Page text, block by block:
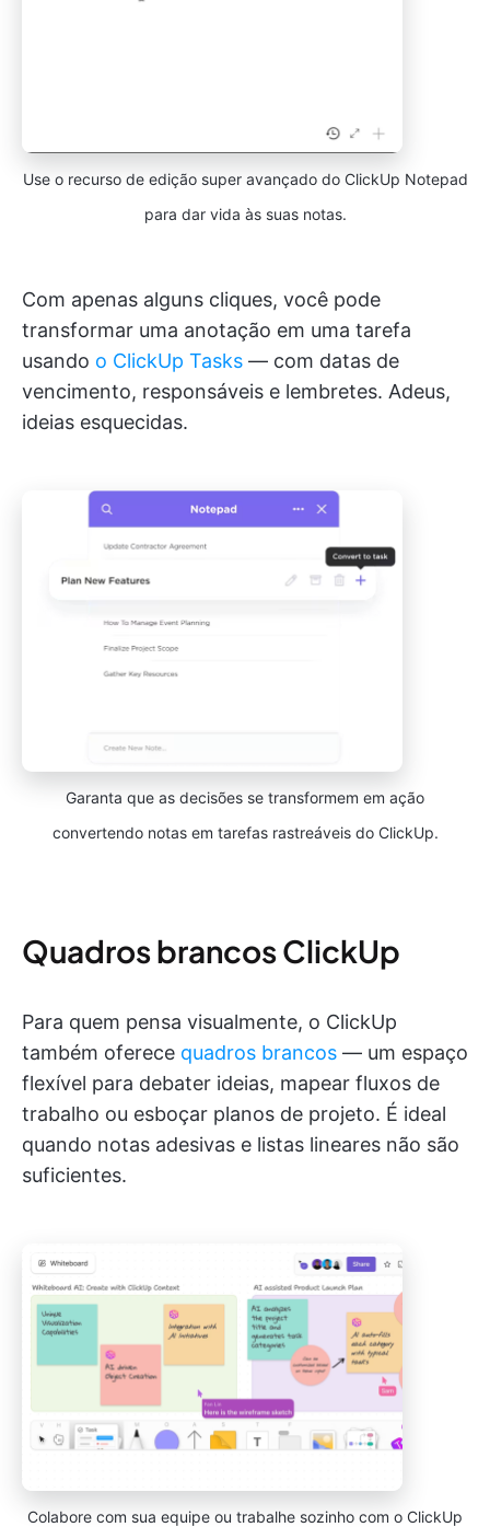
Use o recurso de edição super avançado do ClickUp Notepad
para dar vida às suas notas.
Com apenas alguns cliques, você pode
transformar uma anotação em uma tarefa
usando o ClickUp Tasks — com datas de
vencimento, responsáveis e lembretes. Adeus,
ideias esquecidas.
Garanta que as decisões se transformem em ação
convertendo notas em tarefas rastreáveis do ClickUp.
Quadros brancos ClickUp
Para quem pensa visualmente, o ClickUp
também oferece quadros brancos — um espaço
flexível para debater ideias, mapear fluxos de
trabalho ou esboçar planos de projeto. É ideal
quando notas adesivas e listas lineares não são
suficientes.
Colabore com sua equipe ou trabalhe sozinho com o ClickUp